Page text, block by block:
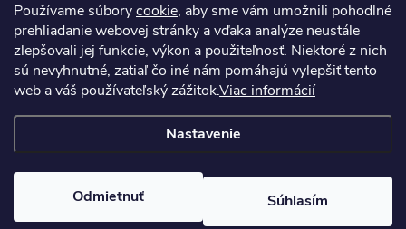
Používame súborycookie, aby sme vám umožnili pohodlné
prehliadanie webovej stránky a vďaka analýze neustále
zlepšovali jej funkcie, výkon a použiteľnosť. Niektoré z nich
sú nevyhnutné, zatiaľ čo iné nám pomáhajú vylepšiť tento
web a váš používateľský zážitok.Viac informácií
Nastavenie
Odmietnuť Súhlasím
Prijímame online platby
cookies